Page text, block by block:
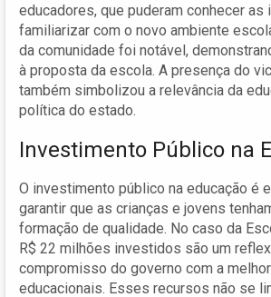
educadores, que puderam conhecer
familiarizar com o novo ambiente
da comunidade foi notável,
à proposta da escola. A presença do
também simbolizou a relevância da
política do estado.
Investimento Público na
O investimento público na educação é
garantir que as crianças e jovens
formação de qualidade. No caso da
R$ 22 milhões investidos são um
compromisso do governo com a
educacionais. Esses recursos não se